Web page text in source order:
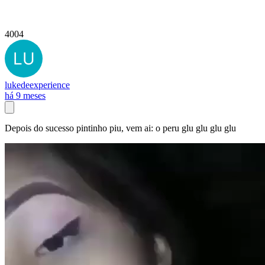
4004
lukedeexperience
há 9 meses
Depois do sucesso pintinho piu, vem ai: o peru glu glu glu glu